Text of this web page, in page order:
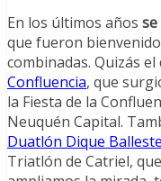
En los últimos años
que fueron
combinadas. Quizás
Confluencia, que
la Fiesta de la
Neuquén Capital.
Duatlón Dique
Triatlón de Catriel,